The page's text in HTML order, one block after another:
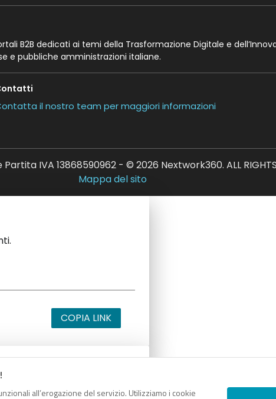
all’erogazione del servizio. Utilizziamo i cookie
B2B dedicati ai temi della Trasformazione Digitale e
e pubbliche amministrazioni italiane.
il nostro team per maggiori informazioni
IVA 13868590962 - © 2026 Nextwork360. ALL RIGHTS
Mappa del sito
COPIA LINK